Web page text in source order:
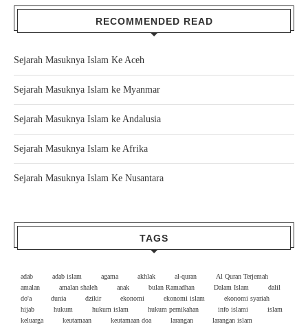
RECOMMENDED READ
Sejarah Masuknya Islam Ke Aceh
Sejarah Masuknya Islam ke Myanmar
Sejarah Masuknya Islam ke Andalusia
Sejarah Masuknya Islam ke Afrika
Sejarah Masuknya Islam Ke Nusantara
TAGS
adab adab islam agama akhlak al-quran
Al Quran Terjemah
amalan
amalan shaleh anak bulan Ramadhan Dalam Islam
dalil
do'a
dunia dzikir ekonomi ekonomi islam
ekonomi syariah
hijab
hukum hukum islam hukum pernikahan info islami
islam
keluarga
keutamaan keutamaan doa larangan larangan islam